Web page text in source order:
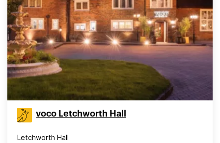
voco Letchworth Hall
Letchworth Hall